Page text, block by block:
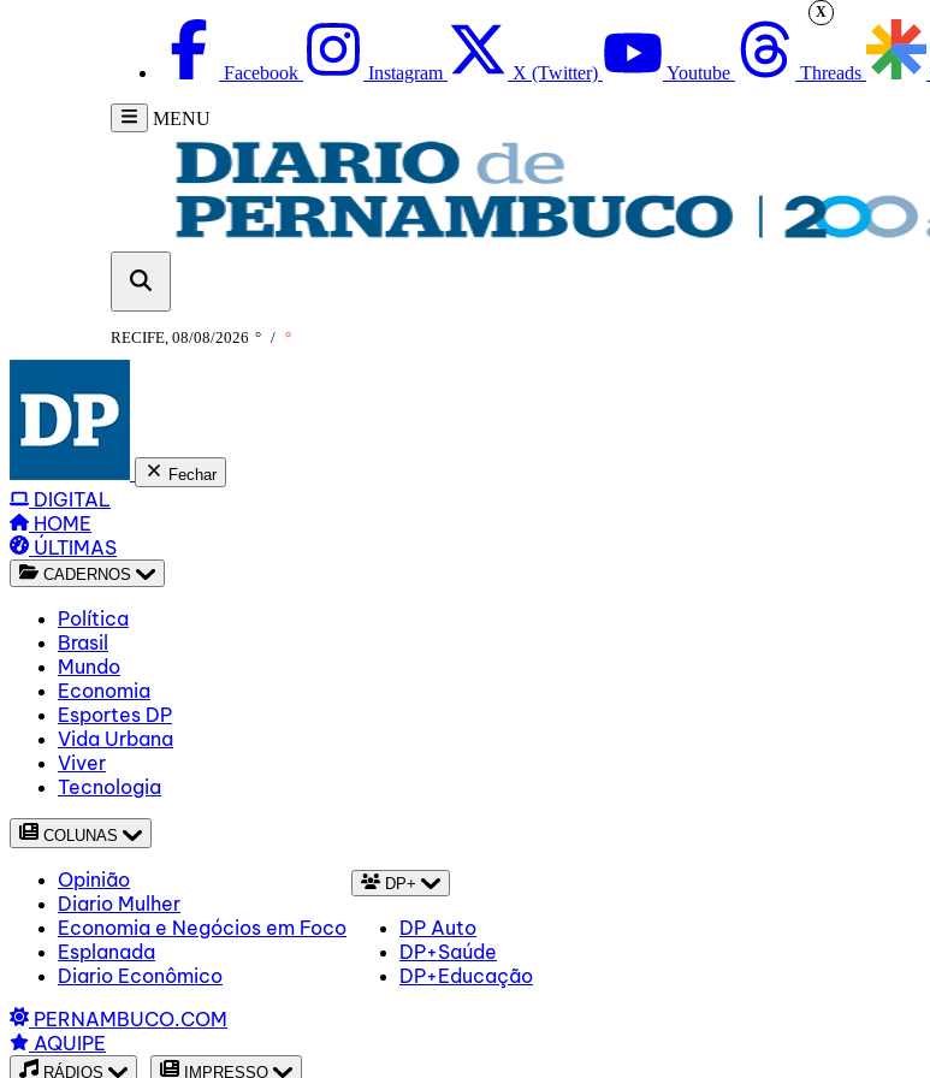
Facebook Instagram X (Twitter) Youtube Threads
MENU
RECIFE, 08/08/2026 ° / °
Fechar
DIGITAL
HOME
ÚLTIMAS
CADERNOS
Política
Brasil
Mundo
Economia
Esportes DP
Vida Urbana
Viver
Tecnologia
COLUNAS
Opinião
Diario Mulher
Economia e Negócios em Foco
Esplanada
Diario Econômico
DP+
DP Auto
DP+Saúde
DP+Educação
PERNAMBUCO.COM
AQUIPE
RÁDIOS IMPRESSO
X